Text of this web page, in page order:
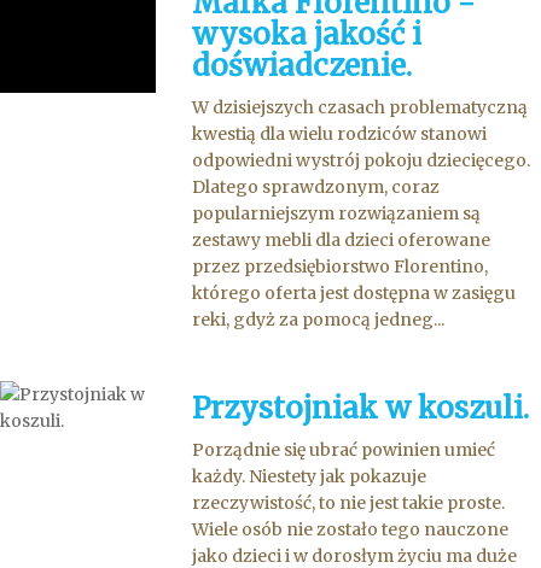
wysoka jakość i
doświadczenie.
W dzisiejszych czasach problematyczną
kwestią dla wielu rodziców stanowi
odpowiedni wystrój pokoju dziecięcego.
Dlatego sprawdzonym, coraz
popularniejszym rozwiązaniem są
zestawy mebli dla dzieci oferowane
przez przedsiębiorstwo Florentino,
którego oferta jest dostępna w zasięgu
reki, gdyż za pomocą jedneg...
Przystojniak w koszuli.
Porządnie się ubrać powinien umieć
każdy. Niestety jak pokazuje
rzeczywistość, to nie jest takie proste.
Wiele osób nie zostało tego nauczone
jako dzieci i w dorosłym życiu ma duże